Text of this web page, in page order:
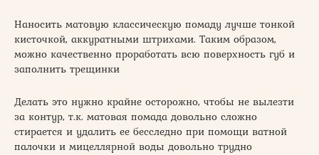
Наносить матовую классическую помаду лучше тонкой
кисточкой, аккуратными штрихами. Таким образом,
можно качественно проработать всю поверхность губ и
заполнить трещинки
Делать это нужно крайне осторожно, чтобы не вылезти
за контур, т.к. матовая помада довольно сложно
стирается и удалить ее бесследно при помощи ватной
палочки и мицеллярной воды довольно трудно